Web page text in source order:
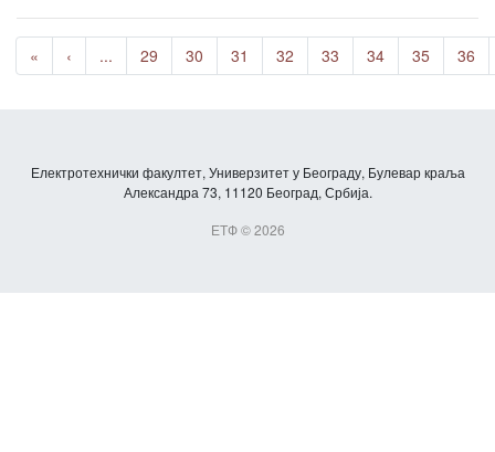
« ‹ ... 29 30 31 32 33 34 35 36
Електротехнички факултет, Универзитет у Београду, Булевар краља
Александра 73, 11120 Београд, Србија.
ЕТФ © 2026